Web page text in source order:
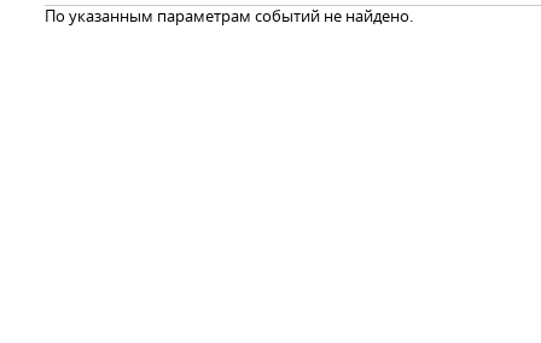
По указанным параметрам событий не найдено.